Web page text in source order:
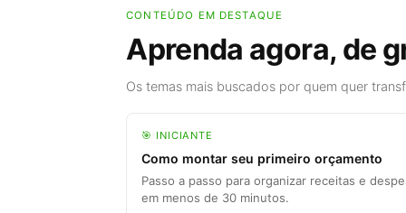
CONTEÚDO EM DESTAQUE
Aprenda agora, de
Os temas mais buscados por quem quer
🎯 INICIANTE
Como montar seu primeiro orçamento
Passo a passo para organizar receitas e
em menos de 30 minutos.